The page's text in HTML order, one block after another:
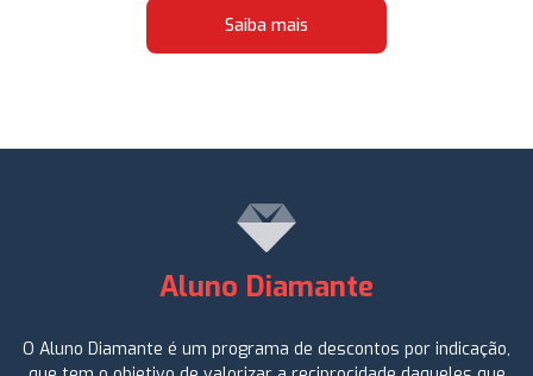
Saiba mais
Aluno Diamante
O Aluno Diamante é um programa de descontos por indicação,